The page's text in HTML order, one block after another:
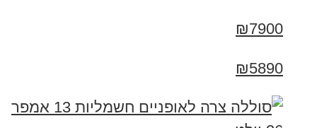
₪7900
₪5890